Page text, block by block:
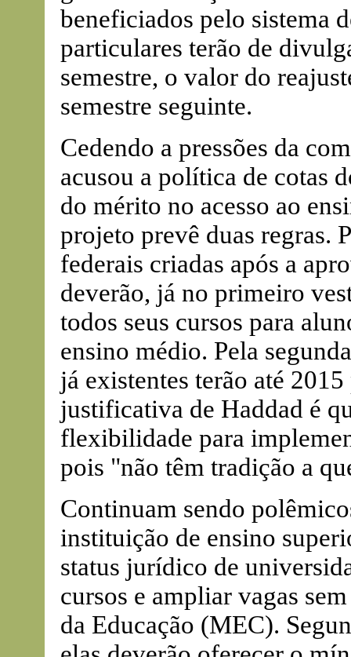
beneficiados pelo sistema
particulares terão de
semestre, o valor do
semestre seguinte.
Cedendo a pressões da
acusou a política de cotas
do mérito no acesso ao
projeto prevê duas regras.
federais criadas após a
deverão, já no primeiro
todos seus cursos para
ensino médio. Pela
já existentes terão até
justificativa de Haddad é
flexibilidade para
pois "não têm tradição a
Continuam sendo
instituição de ensino
status jurídico de
cursos e ampliar vagas
da Educação (MEC).